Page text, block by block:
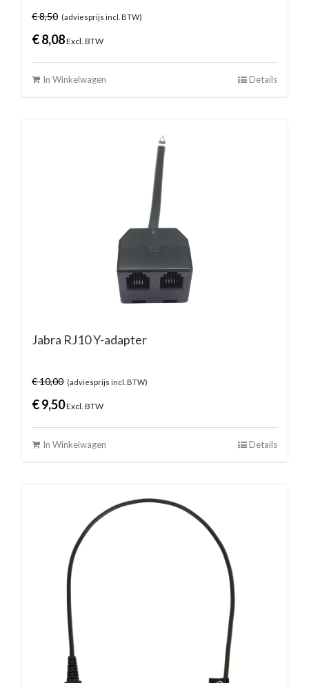
€8,50 (adviesprijs incl. BTW)
€8,08Excl. BTW
In Winkelwagen Details
Jabra RJ10 Y-adapter
€10,00 (adviesprijs incl. BTW)
€9,50Excl. BTW
In Winkelwagen Details